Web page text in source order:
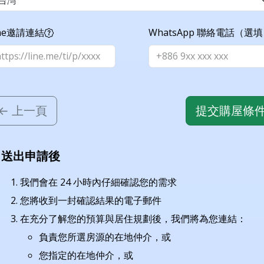
邀請連結 WhatsApp 聯絡電話（選
上一頁 提交購屋條
送出申請後
我們會在 24 小時內仔細確認您的需求
您將收到一封確認結果的電子郵件
在充分了解您的預算與居住規劃後，我們將為您連結：
負責您所選房源的在地仲介，或
您指定的在地仲介，或